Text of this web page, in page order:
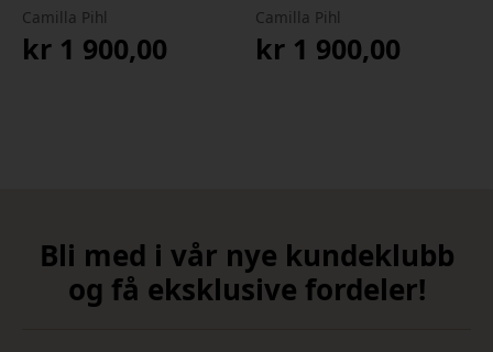
Camilla Pihl
kr 1 900,00
Camilla Pihl
kr1 900,00
Bli med i vår nye kundeklubb
og få eksklusive fordeler!